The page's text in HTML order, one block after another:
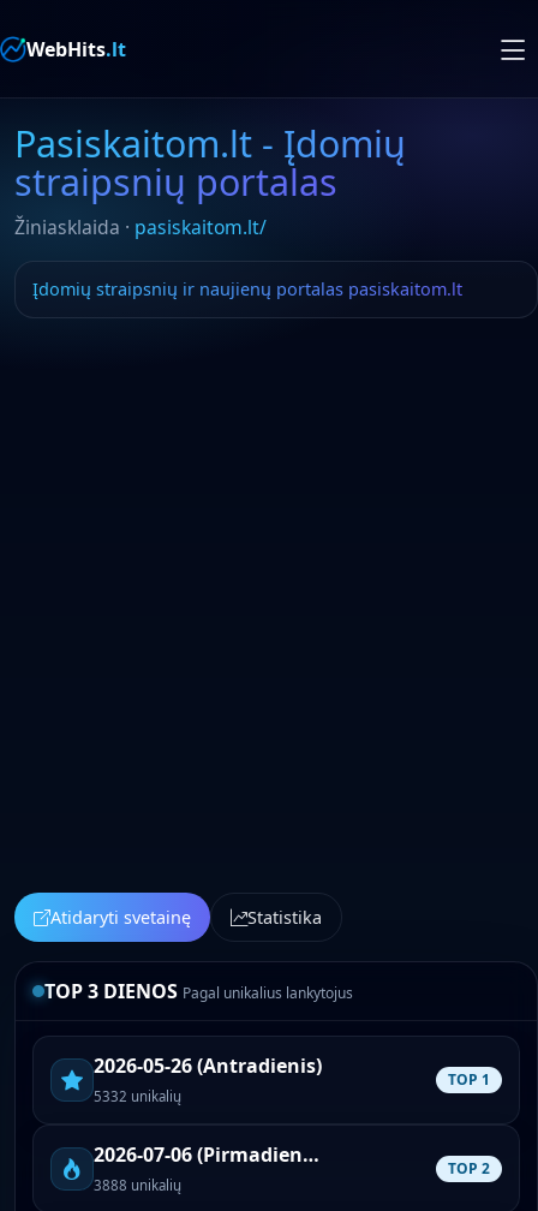
WebHits.lt
Pasiskaitom.lt - Įdomių
straipsnių portalas
Žiniasklaida · pasiskaitom.lt/
Įdomių straipsnių ir naujienų portalas pasiskaitom.lt
Atidaryti svetainę Statistika
TOP 3 DIENOS Pagal unikalius lankytojus
2026-05-26 (Antradienis)
5332 unikalių
TOP 1
2026-07-06 (Pirmadienis)
3888 unikalių
TOP 2